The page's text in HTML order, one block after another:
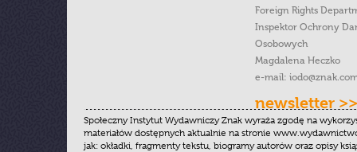
Foreign Rights
Inspektor Ochrony
Osobowych
Magdalena Heczko
e-mail:
newsletter >>
Społeczny Instytut Wydawniczy Znak wyraża zgodę na
materiałów dostępnych aktualnie na stronie
jak: okładki, fragmenty tekstu, biogramy autorów oraz opisy